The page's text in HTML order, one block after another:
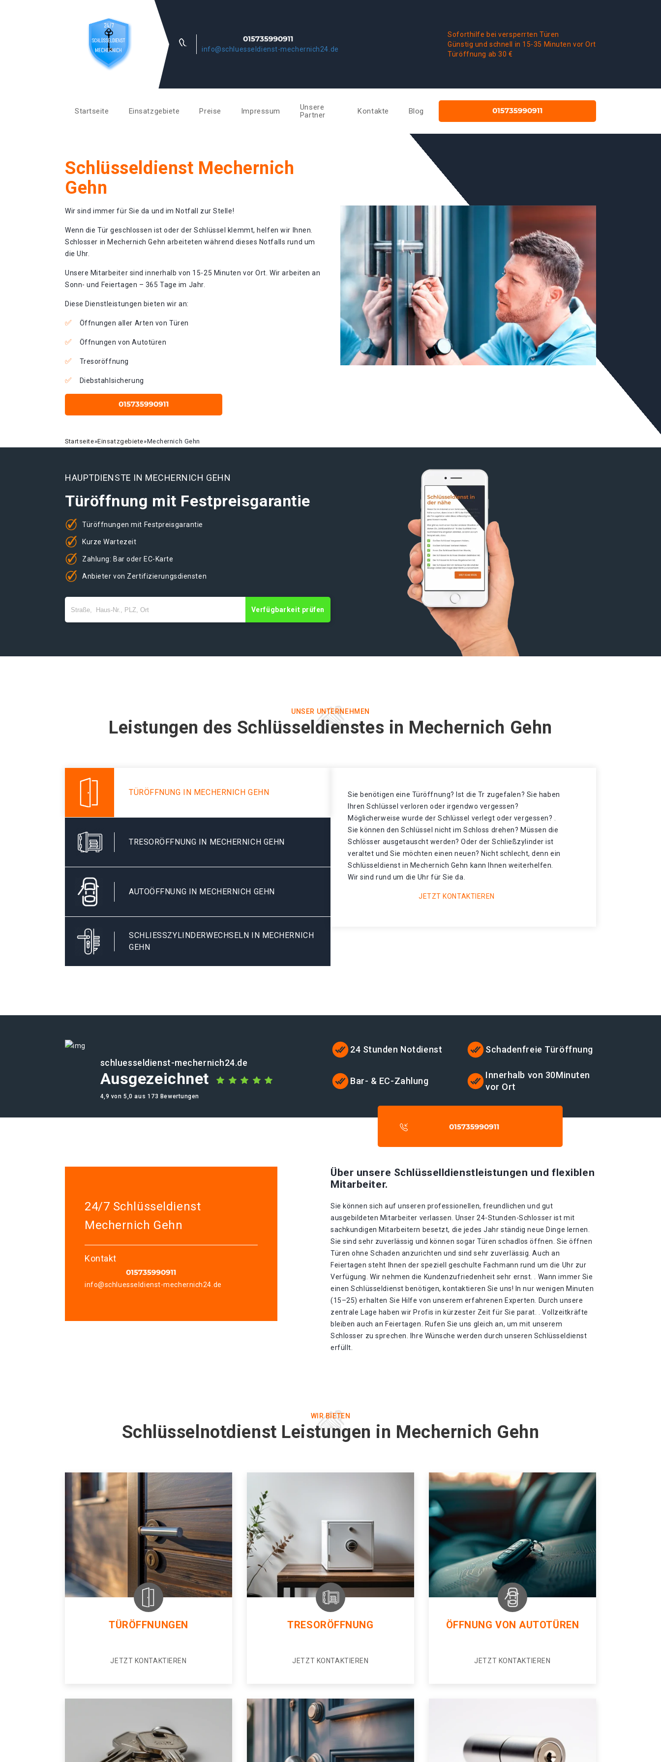
info@schluesseldienst-mechernich24.de
Soforthilfe bei versperrten Türen
Günstig und schnell in 15-35 Minuten vor Ort
Türöffnung ab 30 €
Startseite Einsatzgebiete Preise Impressum
Unsere
Partner
Kontakte Blog
Schlüsseldienst Mechernich
Gehn
Wir sind immer für Sie da und im Notfall zur Stelle!
Wenn die Tür geschlossen ist oder der Schlüssel klemmt, helfen wir Ihnen.
Schlosser in Mechernich Gehn arbeiteten während dieses Notfalls rund um
die Uhr.
Unsere Mitarbeiter sind innerhalb von 15-25 Minuten vor Ort. Wir arbeiten an
Sonn- und Feiertagen – 365 Tage im Jahr.
Diese Dienstleistungen bieten wir an:
Öffnungen aller Arten von Türen
Öffnungen von Autotüren
Tresoröffnung
Diebstahlsicherung
Startseite»Einsatzgebiete»Mechernich Gehn
HAUPTDIENSTE IN MECHERNICH GEHN
Türöffnung mit Festpreisgarantie
Türöffnungen mit Festpreisgarantie
Kurze Wartezeit
Zahlung: Bar oder EC-Karte
Anbieter von Zertifizierungsdiensten
Verfügbarkeit prüfen
UNSER UNTERNEHMEN
Leistungen des Schlüsseldienstes in Mechernich Gehn
TÜRÖFFNUNG IN MECHERNICH GEHN
TRESORÖFFNUNG IN MECHERNICH GEHN
AUTOÖFFNUNG IN MECHERNICH GEHN
SCHLIESSZYLINDERWECHSELN IN MECHERNICH G
EHN
Sie benötigen eine Türöffnung? Ist die Tr zugefalen? Sie haben
Ihren Schlüssel verloren oder irgendwo vergessen?
Möglicherweise wurde der Schlüssel verlegt oder vergessen? .
Sie können den Schlüssel nicht im Schloss drehen? Müssen die
Schlösser ausgetauscht werden? Oder der Schließzylinder ist
veraltet und Sie möchten einen neuen? Nicht schlecht, denn ein
Schlüsseldienst in Mechernich Gehn kann Ihnen weiterhelfen.
Wir sind rund um die Uhr für Sie da.
JETZT KONTAKTIEREN
schluesseldienst-mechernich24.de
Ausgezeichnet
4,9 von 5,0 aus 173 Bewertungen
24 Stunden Notdienst Schadenfreie Türöffnung
Bar- & EC-Zahlung
Innerhalb von 30Minuten
vor Ort
24/7 Schlüsseldienst
Mechernich Gehn
Kontakt
info@schluesseldienst-mechernich24.de
Über unsere Schlüsselldienstleistungen und flexiblen
Mitarbeiter.
Sie können sich auf unseren professionellen, freundlichen und gut
ausgebildeten Mitarbeiter verlassen. Unser 24-Stunden-Schlosser ist mit
sachkundigen Mitarbeitern besetzt, die jedes Jahr ständig neue Dinge lernen.
Sie sind sehr zuverlässig und können sogar Türen schadlos öffnen. Sie öffnen
Türen ohne Schaden anzurichten und sind sehr zuverlässig. Auch an
Feiertagen steht Ihnen der speziell geschulte Fachmann rund um die Uhr zur
Verfügung. Wir nehmen die Kundenzufriedenheit sehr ernst. . Wann immer Sie
einen Schlüsseldienst benötigen, kontaktieren Sie uns! In nur wenigen Minuten
(15–25) erhalten Sie Hilfe von unserem erfahrenen Experten. Durch unsere
zentrale Lage haben wir Profis in kürzester Zeit für Sie parat. . Vollzeitkräfte
bleiben auch an Feiertagen. Rufen Sie uns gleich an, um mit unserem
Schlosser zu sprechen. Ihre Wünsche werden durch unseren Schlüsseldienst
erfüllt.
WIR BIETEN
Schlüsselnotdienst Leistungen in Mechernich Gehn
TÜRÖFFNUNGEN
JETZT KONTAKTIEREN
TRESORÖFFNUNG
JETZT KONTAKTIEREN
ÖFFNUNG VON AUTOTÜREN
JETZT KONTAKTIEREN